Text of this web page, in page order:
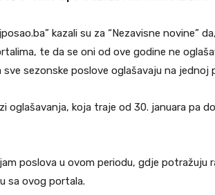
kazali su za “Nezavisne novine”
te da se oni od ove godine ne
sezonske poslove oglašavaju na jednoj
oglašavanja, koja traje od 30. januara pa
poslova u ovom periodu, gdje potražuju
sa ovog portala.